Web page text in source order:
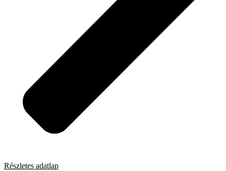
Részletes adatlap